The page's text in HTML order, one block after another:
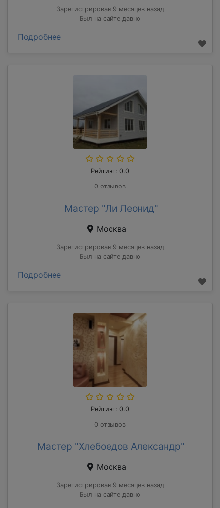
Зарегистрирован 9 месяцев назад
Был на сайте давно
Подробнее
Рейтинг: 0.0
0 отзывов
Мастер "Ли Леонид"
Москва
Зарегистрирован 9 месяцев назад
Был на сайте давно
Подробнее
Рейтинг: 0.0
0 отзывов
Мастер "Хлебоедов Александр"
Москва
Зарегистрирован 9 месяцев назад
Был на сайте давно